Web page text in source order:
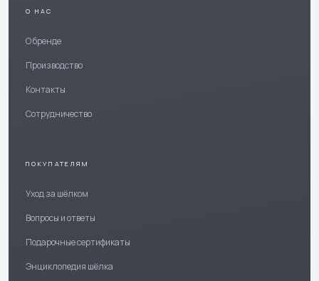
О НАС
О бренде
Производство
Контакты
Сотрудничество
ПОКУПАТЕЛЯМ
Уход за шёлком
Вопросы и ответы
Подарочные сертификаты
Энциклопедия шёлка